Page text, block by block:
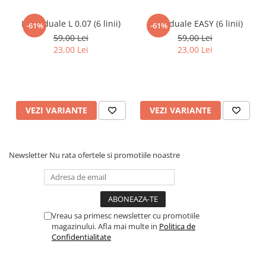
-61%
Individuale L 0.07 (6 linii)
59,00 Lei
23,00 Lei
VEZI VARIANTE
-61%
Individuale EASY (6 linii)
59,00 Lei
23,00 Lei
VEZI VARIANTE
Newsletter Nu rata ofertele si promotiile noastre
Vreau sa primesc newsletter cu promotiile
magazinului. Afla mai multe in Politica de
Confidentialitate